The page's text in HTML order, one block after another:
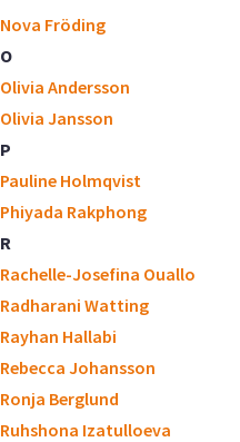
Nova Fröding
O
Olivia Andersson
Olivia Jansson
P
Pauline Holmqvist
Phiyada Rakphong
R
Rachelle-Josefina Ouallo
Radharani Watting
Rayhan Hallabi
Rebecca Johansson
Ronja Berglund
Ruhshona Izatulloeva